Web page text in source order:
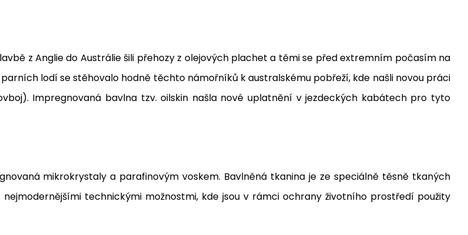
z Anglie do Austrálie šili přehozy z olejových plachet a těmi se před extremním počasím na
lodí se stěhovalo hodně těchto námořníků k australskému pobřeží, kde našli novou práci
Impregnovaná bavlna tzv. oilskin našla nové uplatnění v jezdeckých kabátech pro tyto
mikrokrystaly a parafinovým voskem. Bavlněná tkanina je ze speciálně těsně tkaných
technickými možnostmi, kde jsou v rámci ochrany životního prostředí použity